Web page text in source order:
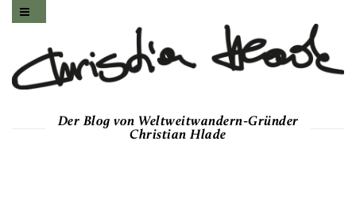
Der Blog von Weltweitwandern-Gründer
Christian Hlade